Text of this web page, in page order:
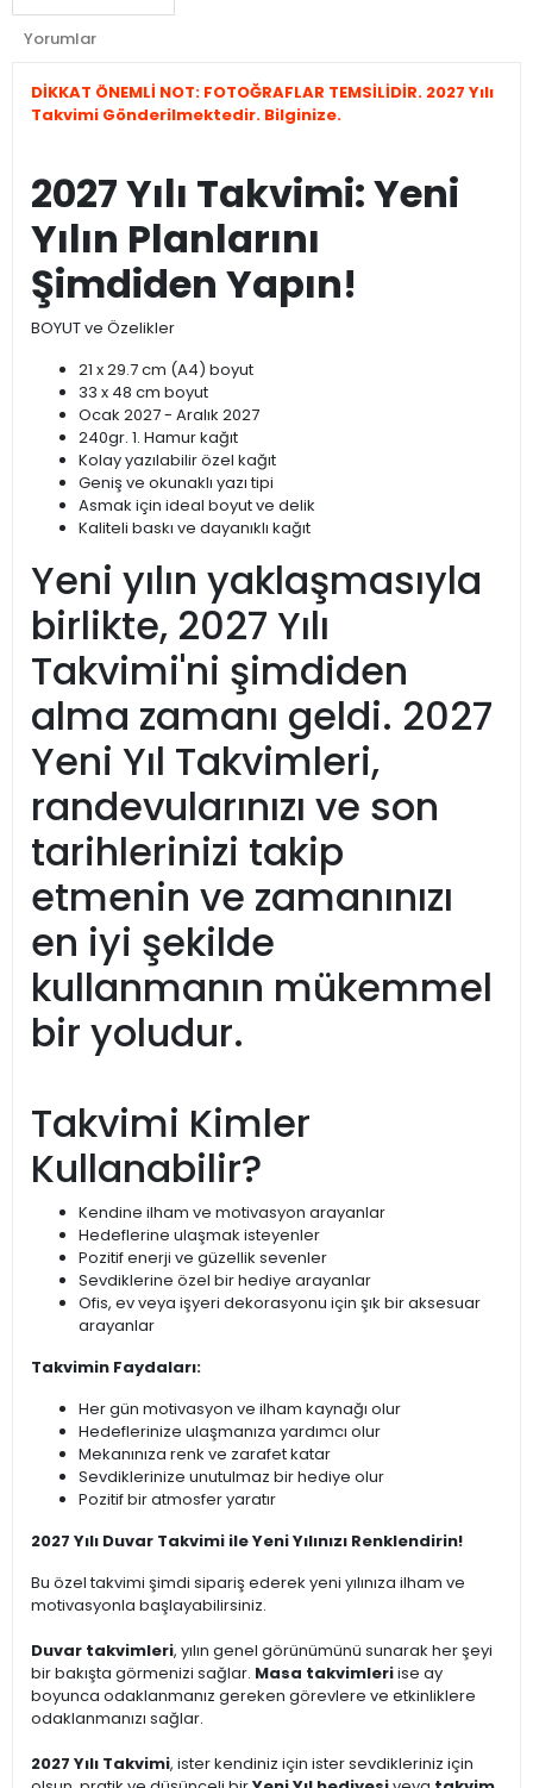
Yorumlar
DİKKAT ÖNEMLİ NOT: FOTOĞRAFLAR TEMSİLİDİR. 2027 Yılı
Takvimi Gönderilmektedir. Bilginize.
2027 Yılı Takvimi: Yeni
Yılın Planlarını
Şimdiden Yapın!
BOYUT ve Özelikler
21 x 29.7 cm (A4) boyut
33 x 48 cm boyut
Ocak 2027 - Aralık 2027
240gr. 1. Hamur kağıt
Kolay yazılabilir özel kağıt
Geniş ve okunaklı yazı tipi
Asmak için ideal boyut ve delik
Kaliteli baskı ve dayanıklı kağıt
Yeni yılın yaklaşmasıyla
birlikte, 2027 Yılı
Takvimi'ni şimdiden
alma zamanı geldi. 2027
Yeni Yıl Takvimleri,
randevularınızı ve son
tarihlerinizi takip
etmenin ve zamanınızı
en iyi şekilde
kullanmanın mükemmel
bir yoludur.
Takvimi Kimler
Kullanabilir?
Kendine ilham ve motivasyon arayanlar
Hedeflerine ulaşmak isteyenler
Pozitif enerji ve güzellik sevenler
Sevdiklerine özel bir hediye arayanlar
Ofis, ev veya işyeri dekorasyonu için şık bir aksesuar
arayanlar
Takvimin Faydaları:
Her gün motivasyon ve ilham kaynağı olur
Hedeflerinize ulaşmanıza yardımcı olur
Mekanınıza renk ve zarafet katar
Sevdiklerinize unutulmaz bir hediye olur
Pozitif bir atmosfer yaratır
2027 Yılı Duvar Takvimi ile Yeni Yılınızı Renklendirin!
Bu özel takvimi şimdi sipariş ederek yeni yılınıza ilham ve
motivasyonla başlayabilirsiniz.
Duvar takvimleri, yılın genel görünümünü sunarak her şeyi
bir bakışta görmenizi sağlar. Masa takvimleriise ay
boyunca odaklanmanız gereken görevlere ve etkinliklere
odaklanmanızı sağlar.
2027 Yılı Takvimi, ister kendiniz için ister sevdikleriniz için